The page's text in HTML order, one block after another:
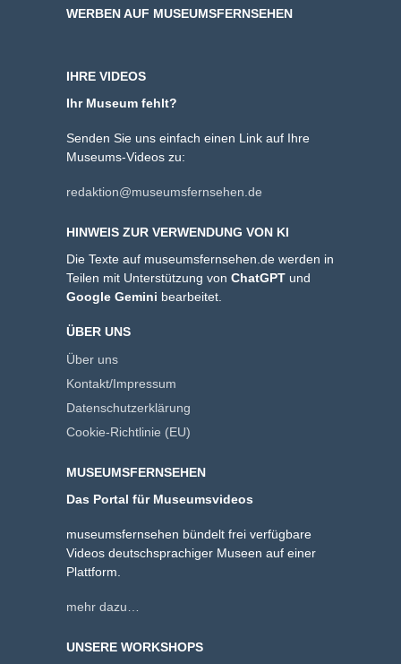
WERBEN AUF MUSEUMSFERNSEHEN
IHRE VIDEOS
Ihr Museum fehlt?
Senden Sie uns einfach einen Link auf Ihre
Museums-Videos zu:
redaktion@museumsfernsehen.de
HINWEIS ZUR VERWENDUNG VON KI
Die Texte auf museumsfernsehen.de werden in
Teilen mit Unterstützung von ChatGPT und
Google Gemini bearbeitet.
ÜBER UNS
Über uns
Kontakt/Impressum
Datenschutzerklärung
Cookie-Richtlinie (EU)
MUSEUMSFERNSEHEN
Das Portal für Museumsvideos
museumsfernsehen bündelt frei verfügbare
Videos deutschsprachiger Museen auf einer
Plattform.
mehr dazu…
UNSERE WORKSHOPS